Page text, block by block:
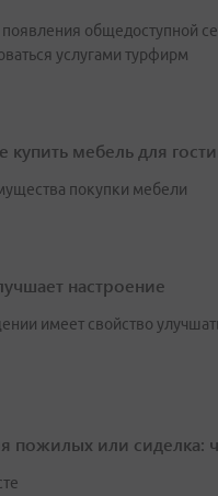
общедоступной
услугами турфирм
мебель для
покупки мебели
настроение
имеет свойство
пожилых или сиделка: